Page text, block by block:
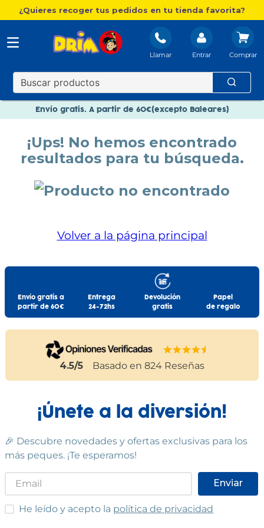
¿Quieres recoger tus pedidos en tu tienda favorita?
Llamar Entrar
Envío gratis. A partir de 60€(excepto Baleares)
Nuevo catálogo Aire Libre
Paga en 3 plazos sin intereses
¡Ups! No hemos encontrado
resultados para tu búsqueda.
Volver a la página principal
Envío gratis a
partir de 60€
Entrega
24-72hs
Devolución
gratis
Papel
de regalo
4.5/5 Basado en 824 Reseñas
¡Únete a la diversión!
🎉 Descubre novedades y ofertas exclusivas para los
más peques. ¡Te esperamos!
Enviar
He leído y acepto las condiciones
He leído y acepto la política de privacidad